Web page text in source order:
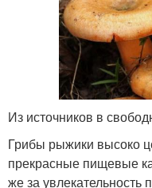
Из источников в
Грибы рыжики высоко
прекрасные пищевые
же за увлекательность